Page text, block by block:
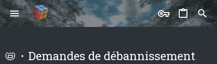
📛・Demandes de débannissement